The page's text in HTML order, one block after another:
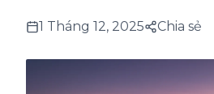
1 Tháng 12, 2025 Chia sẻ